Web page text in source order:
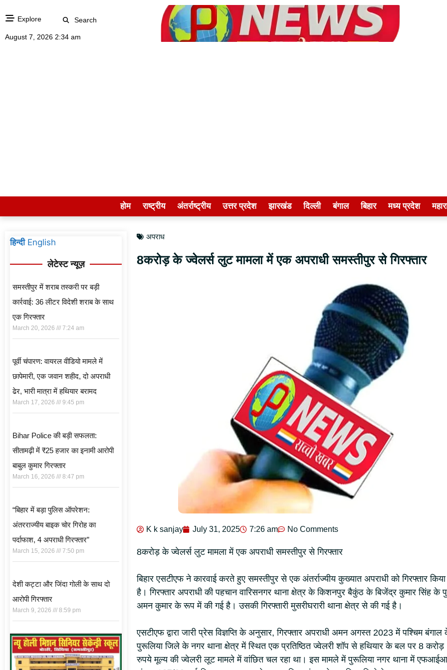
Explore Search
August 7, 2026 2:34 am
होम राष्ट्रीय अंतर्राष्ट्रीय उत्तर प्रदेश झारखंड दिल्ली बंगाल बिहार मध्य प्रदेश
हिन्दी English
लेटेस्ट न्यूज़
समस्तीपुर में शराब तस्करी पर बड़ी
कार्रवाई: 36 लीटर विदेशी शराब के साथ
एक गिरफ्तार
March 20, 2026 7:24 am
पूर्वी चंपारण: वायरल वीडियो मामले में
छापेमारी, एक जवान शहीद, दो अपराधी
ढेर, भारी मात्रा में हथियार बरामद
March 17, 2026 9:45 pm
Bihar Police की बड़ी सफलता:
सीतामढ़ी में ₹25 हजार का इनामी आरोपी
बाबुल कुमार गिरफ्तार
March 16, 2026 8:47 pm
“बिहार में बड़ा पुलिस ऑपरेशन:
अंतरराज्यीय बाइक चोर गिरोह का
पर्दाफाश, 4 अपराधी गिरफ्तार”
March 15, 2026 7:50 pm
देशी कट्टा और जिंदा गोली के साथ दो
आरोपी गिरफ्तार
March 9, 2026 8:59 pm
अपराध
8करोड़ के ज्वेलर्स लुट मामला में एक अपराधी समस्तीपुर से गिरफ्तार
K k sanjay July 31, 2025 7:26 am No Comments
8करोड़ के ज्वेलर्स लुट मामला में एक अपराधी समस्तीपुर से गिरफ्तार
बिहार एसटीएफ ने कारवाई करते हुए समस्तीपुर से एक अंतर्राज्यीय कुख्यात अपराधी को गिरफ्तार किया
है। गिरफ्तार अपराधी की पहचान वारिसनगर थाना क्षेत्र के किशनपुर बैकुंठ के बिजेंद्र कुमार सिंह के
अमन कुमार के रूप में की गई है। उसकी गिरफ्तारी मुसरीघरारी थाना क्षेत्र से की गई है।
एसटीएफ द्वारा जारी प्रेस विज्ञप्ति के अनुसार, गिरफ्तार अपराधी अमन अगस्त 2023 में पश्चिम बंगाल
पुरूलिया जिले के नगर थाना क्षेत्र में स्थित एक प्रतिष्ठित ज्वेलरी शॉप से हथियार के बल पर 8 करोड़
रुपये मूल्य की ज्वेलरी लूट मामले में वांछित चल रहा था। इस मामले में पुरूलिया नगर थाना में